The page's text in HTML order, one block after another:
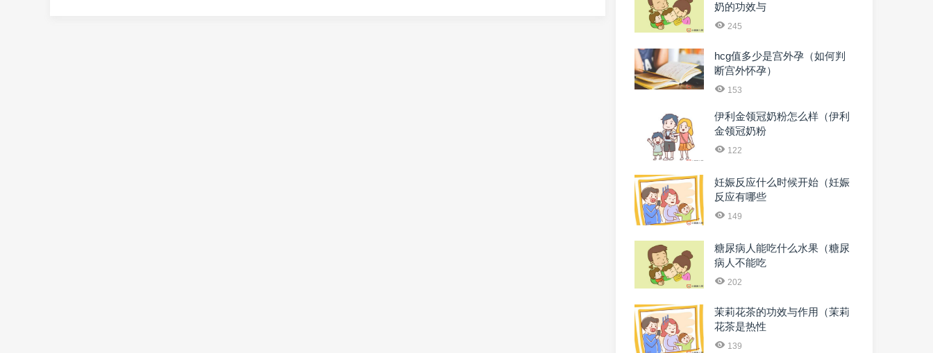
奶的功效与
245
hcg值多少是宫外孕（如何判
断宫外怀孕）
153
伊利金领冠奶粉怎么样（伊利
金领冠奶粉
122
妊娠反应什么时候开始（妊娠
反应有哪些
149
糖尿病人能吃什么水果（糖尿
病人不能吃
202
茉莉花茶的功效与作用（茉莉
花茶是热性
139